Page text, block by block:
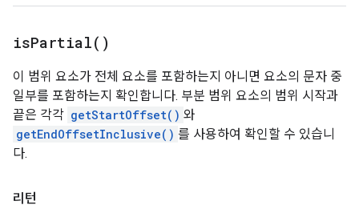
isPartial( )
이 범위 요소가 전체 요소를 포함하는지 아니면 요소의 문자 중
일부를 포함하는지 확인합니다. 부분 범위 요소의 범위 시작과
끝은 각각 getStartOffset() 와
getEndOffsetInclusive() 를 사용하여 확인할 수 있습니
다.
리턴